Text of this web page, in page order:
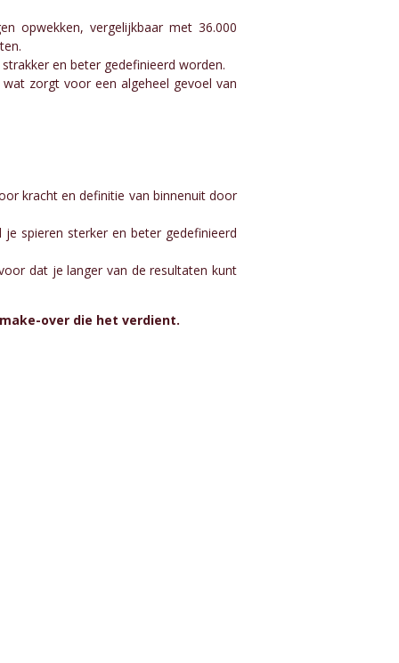
opwekken, vergelijkbaar met 36.000
en beter gedefinieerd worden.
zorgt voor een algeheel gevoel van
kracht en definitie van binnenuit door
spieren sterker en beter gedefinieerd
dat je langer van de resultaten kunt
over die het verdient.